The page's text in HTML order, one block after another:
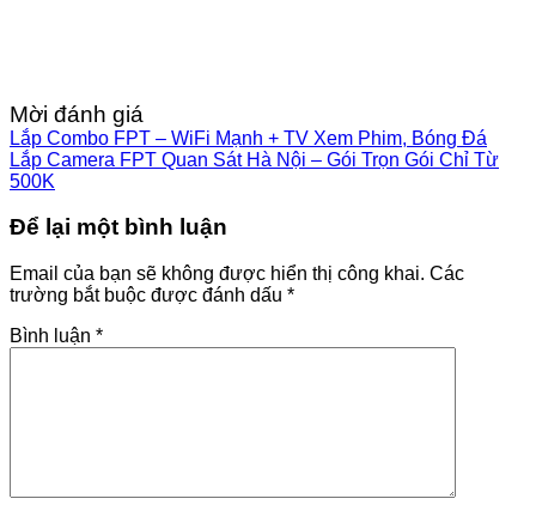
Mời đánh giá
Lắp Combo FPT – WiFi Mạnh + TV Xem Phim, Bóng Đá
Lắp Camera FPT Quan Sát Hà Nội – Gói Trọn Gói Chỉ Từ
500K
Để lại một bình luận
Email của bạn sẽ không được hiển thị công khai. Các
trường bắt buộc được đánh dấu *
Bình luận *